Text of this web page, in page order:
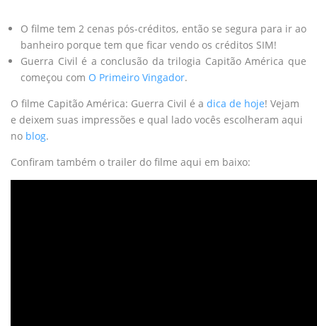
O filme tem 2 cenas pós-créditos, então se segura para ir ao
banheiro porque tem que ficar vendo os créditos SIM!
Guerra Civil é a conclusão da trilogia Capitão América que
começou com O Primeiro Vingador.
O filme Capitão América: Guerra Civil é a dica de hoje! Vejam
e deixem suas impressões e qual lado vocês escolheram aqui
no blog.
Confiram também o trailer do filme aqui em baixo: